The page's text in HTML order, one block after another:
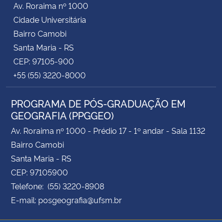
Secretaria-Geral
Secretaria de Governo
Gabinete de Segurança Institucional
Advocacia-Geral da União
Banco Central do Brasil
Planalto
Av. Roraima nº 1000
Cidade Universitária
Bairro Camobi
Santa Maria - RS
CEP: 97105-900
+55 (55) 3220-8000
PROGRAMA DE PÓS-GRADUAÇÃO EM
GEOGRAFIA (PPGGEO)
Av. Roraima nº 1000 - Prédio 17 - 1º andar - Sala 1132
Bairro Camobi
Santa Maria - RS
CEP: 97105900
Telefone: (55) 3220-8908
E-mail: posgeografia@ufsm.br